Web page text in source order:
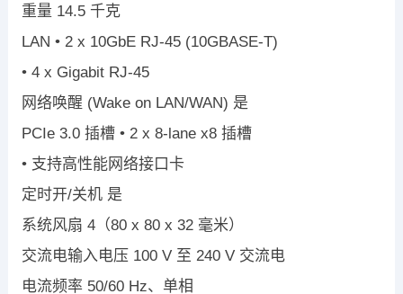
重量 14.5 千克
LAN • 2 x 10GbE RJ-45 (10GBASE-T)
• 4 x Gigabit RJ-45
网络唤醒 (Wake on LAN/WAN) 是
PCIe 3.0 插槽 • 2 x 8-lane x8 插槽
• 支持高性能网络接口卡
定时开/关机 是
系统风扇 4（80 x 80 x 32 毫米）
交流电输入电压 100 V 至 240 V 交流电
电流频率 50/60 Hz、单相